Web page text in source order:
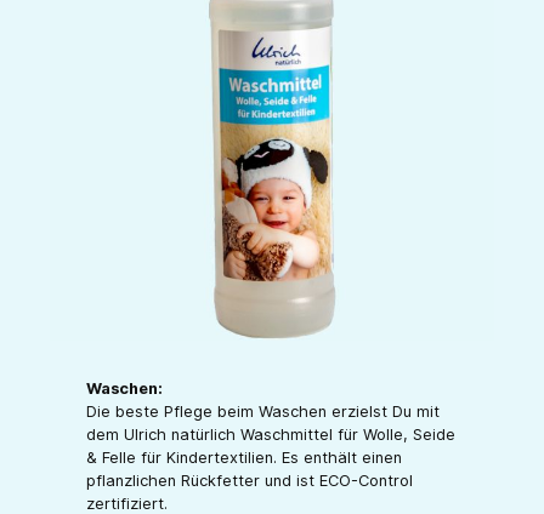
Waschen:
Die beste Pflege beim Waschen erzielst Du mit
dem Ulrich natürlich Waschmittel für Wolle, Seide
& Felle für Kindertextilien. Es enthält einen
pflanzlichen Rückfetter und ist ECO-Control
zertifiziert.